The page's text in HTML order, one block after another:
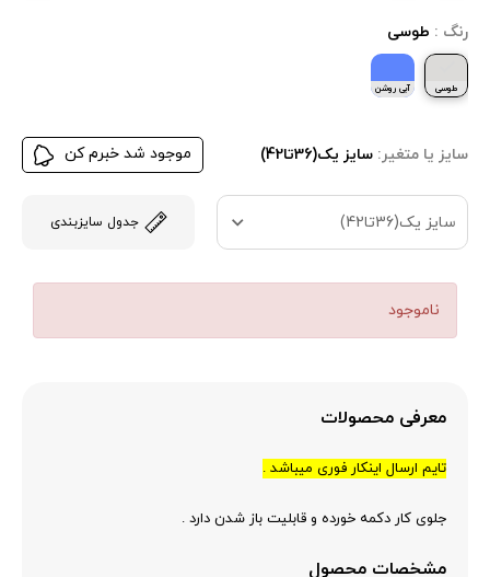
رنگ : طوسی
طوسی آبی روشن
سایز یا متغیر: سایز یک(36تا42) موجود شد خبرم کن
سایز یک(36تا42) جدول سایزبندی
ناموجود
معرفی محصولات
تایم ارسال اینکار فوری میباشد .
جلوی کار دکمه خورده و قابلیت باز شدن دارد .
مشخصات محصول